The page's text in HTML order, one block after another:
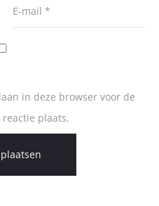
E-mail *
in deze browser voor de
plaats.